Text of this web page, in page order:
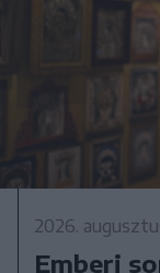
2026.
Emberi